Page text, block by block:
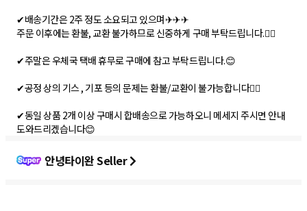
✔배송기간은 2주 정도 소요되고 있으며✈✈✈
주문 이후에는 환불, 교환 불가하므로 신중하게 구매 부탁드립니다.🙅‍♀
✔주말은 우체국 택배 휴무로 구매에 참고 부탁드립니다.😊
✔공정 상의 기스 , 기포 등의 문제는 환불/교환이 불가능합니다🙅‍♀
✔동일 상품 2개 이상 구매시 합배송으로 가능하오니 메세지 주시면 안내
도와드리겠습니다😊
안녕타이완 Seller